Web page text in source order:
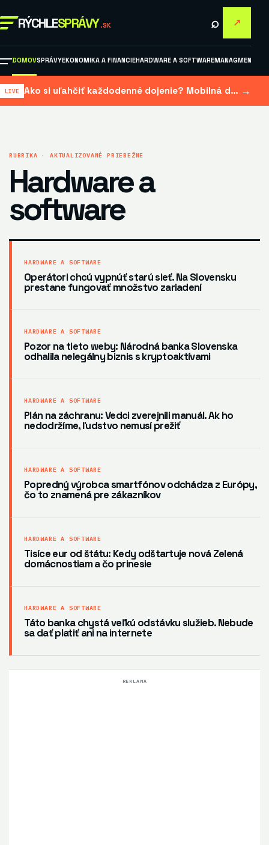
RÝCHLESPRÁVY .SK ⌕ ↗
DOMOVSPRÁVYEKONOMIKA A FINANCIEHARDWARE A SOFTWAREMANAGMENT A
Ako si uľahčiť každodenné dojenie? Mobilná dojačka šetrí čas aj námahu →
RUBRIKA · AKTUALIZOVANÉ PRIEBEŽNE
Hardware a
software
HARDWARE A SOFTWARE
Operátori chcú vypnúť starú sieť. Na Slovensku
prestane fungovať množstvo zariadení
HARDWARE A SOFTWARE
Pozor na tieto weby: Národná banka Slovenska
odhalila nelegálny biznis s kryptoaktívami
HARDWARE A SOFTWARE
Plán na záchranu: Vedci zverejnili manuál. Ak ho
nedodržíme, ľudstvo nemusí prežiť
HARDWARE A SOFTWARE
Popredný výrobca smartfónov odchádza z Európy,
čo to znamená pre zákazníkov
HARDWARE A SOFTWARE
Tisíce eur od štátu: Kedy odštartuje nová Zelená
domácnostiam a čo prinesie
HARDWARE A SOFTWARE
Táto banka chystá veľkú odstávku služieb. Nebude
sa dať platiť ani na internete
REKLAMA